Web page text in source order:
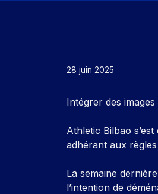
28 juin 2025
Intégrer des images
Athletic Bilbao
adhérant aux
La semaine
l’intention de